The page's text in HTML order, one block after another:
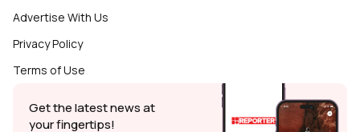
Advertise With Us
Privacy Policy
Terms of Use
Get the latest news at
your fingertips!